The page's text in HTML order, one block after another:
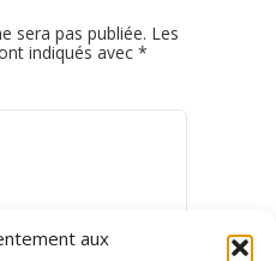
aux
sera pas publiée. Les
indiqués avec *